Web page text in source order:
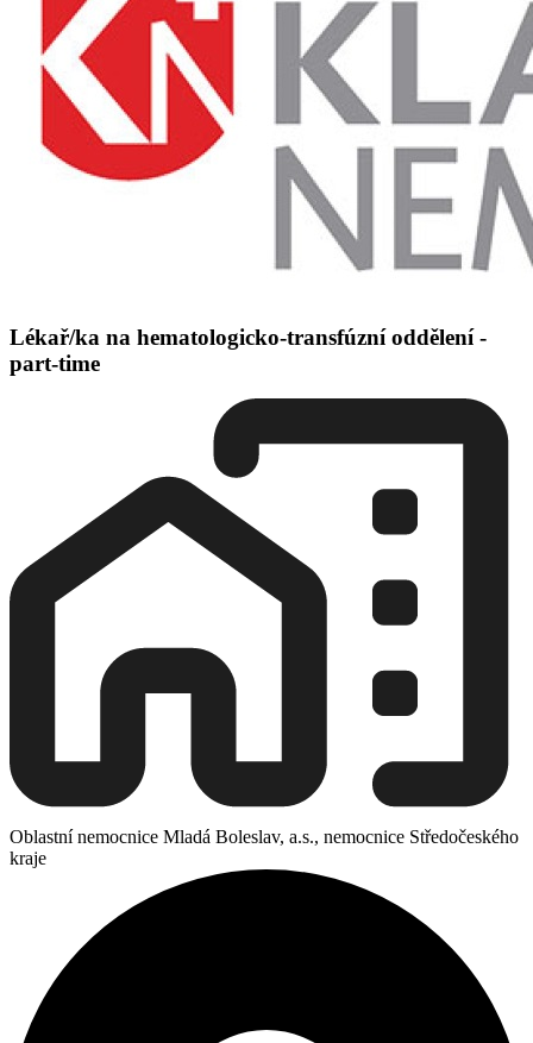
Lékař/ka na hematologicko-transfúzní oddělení -
part-time
Oblastní nemocnice Mladá Boleslav, a.s., nemocnice Středočeského
kraje